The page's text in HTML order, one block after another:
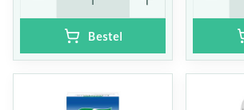
Bestel